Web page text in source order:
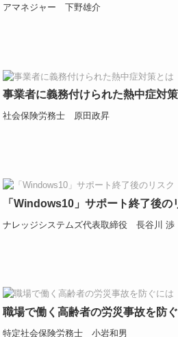
アマネジャー 下野雄介
事業者に義務付けられた熱中症対
社会保険労務士 原田政昇
「Windows10」サポート終了後の
ナレッジシステムズ代表取締役 長谷川 渉
職場で働く高齢者の労災事故を防
特定社会保険労務士 小岩和男